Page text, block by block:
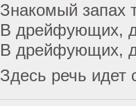
Знакомый запах
В дрейфующих,
В дрейфующих,
Здесь речь идет